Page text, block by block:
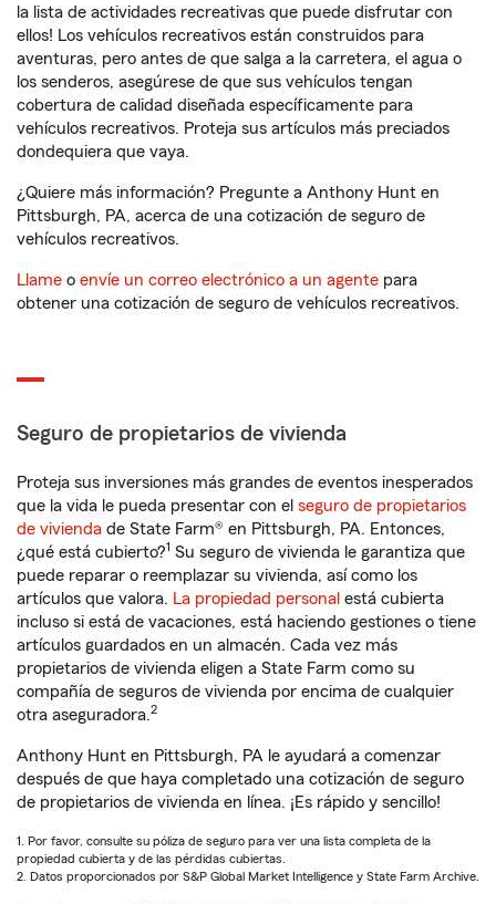
la lista de actividades recreativas que puede disfrutar con
ellos! Los vehículos recreativos están construidos para
aventuras, pero antes de que salga a la carretera, el agua o
los senderos, asegúrese de que sus vehículos tengan
cobertura de calidad diseñada específicamente para
vehículos recreativos. Proteja sus artículos más preciados
dondequiera que vaya.
¿Quiere más información? Pregunte a Anthony Hunt en
Pittsburgh, PA, acerca de una cotización de seguro de
vehículos recreativos.
Llame o envíe un correo electrónico a un agente para
obtener una cotización de seguro de vehículos recreativos.
Seguro de propietarios de vivienda
Proteja sus inversiones más grandes de eventos inesperados
que la vida le pueda presentar con el seguro de propietarios
de vivienda de State Farm® en Pittsburgh, PA. Entonces,
¿qué está cubierto?1 Su seguro de vivienda le garantiza que
puede reparar o reemplazar su vivienda, así como los
artículos que valora. La propiedad personal está cubierta
incluso si está de vacaciones, está haciendo gestiones o tiene
artículos guardados en un almacén. Cada vez más
propietarios de vivienda eligen a State Farm como su
compañía de seguros de vivienda por encima de cualquier
otra aseguradora.2
Anthony Hunt en Pittsburgh, PA le ayudará a comenzar
después de que haya completado una cotización de seguro
de propietarios de vivienda en línea. ¡Es rápido y sencillo!
1. Por favor, consulte su póliza de seguro para ver una lista completa de la
propiedad cubierta y de las pérdidas cubiertas.
2. Datos proporcionados por S&P Global Market Intelligence y State Farm Archive.